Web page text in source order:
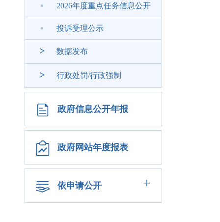
2026年度重点任务信息公开
投诉受理公示
> 数据发布
> 行政处罚/行政强制
政府信息公开年报
政府网站年度报表
依申请公开 +